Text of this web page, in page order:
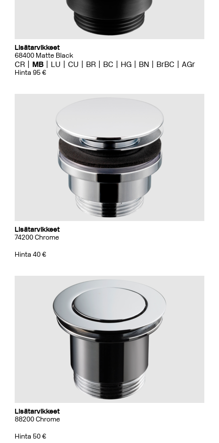
Lisätarvikkeet
68400 Matte Black
CR MB LU CU BR BC HG BN BrBC AGr
Hinta 95 €
Lisätarvikkeet
74200 Chrome
Hinta 40 €
Lisätarvikkeet
88200 Chrome
Hinta 50 €